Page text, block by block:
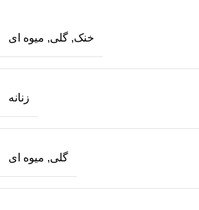
خنک, گلی, میوه ای
زنانه
گلی, میوه ای